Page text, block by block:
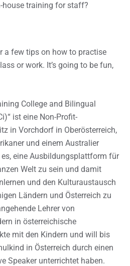
house training for staff?
a few tips on how to practise
or work. It’s going to be fun,
College and Bilingual
ist eine Non-Profit-
in Vorchdorf in Oberösterreich,
und einem Australier
eine Ausbildungsplattform für
Welt zu sein und damit
und den Kulturaustausch
Ländern und Österreich zu
Lehrer von
in österreichische
mit den Kindern und will bis
in Österreich durch einen
Speaker unterrichtet haben.